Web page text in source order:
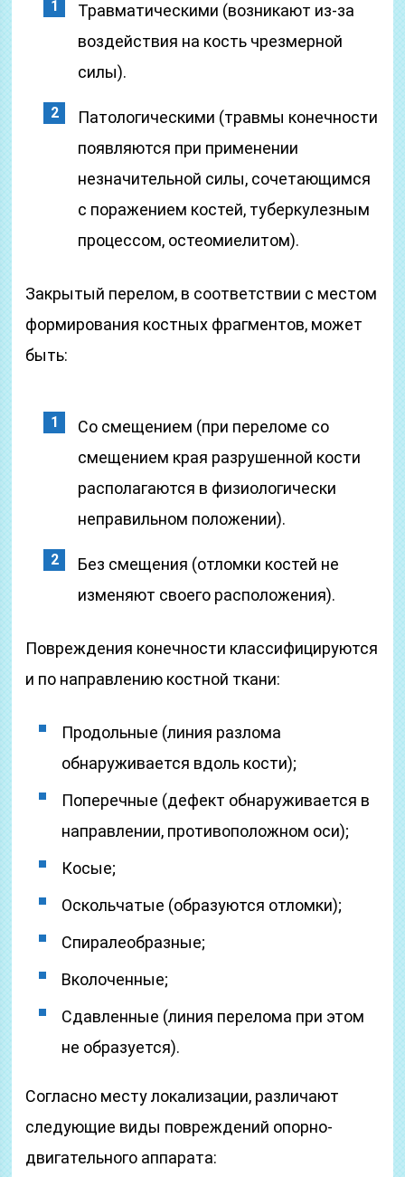
Травматическими (возникают из-за
воздействия на кость чрезмерной
силы).
Патологическими (травмы конечности
появляются при применении
незначительной силы, сочетающимся
с поражением костей, туберкулезным
процессом, остеомиелитом).
Закрытый перелом, в соответствии с местом
формирования костных фрагментов, может
быть:
Со смещением (при переломе со
смещением края разрушенной кости
располагаются в физиологически
неправильном положении).
Без смещения (отломки костей не
изменяют своего расположения).
Повреждения конечности классифицируются
и по направлению костной ткани:
Продольные (линия разлома
обнаруживается вдоль кости);
Поперечные (дефект обнаруживается в
направлении, противоположном оси);
Косые;
Оскольчатые (образуются отломки);
Спиралеобразные;
Вколоченные;
Сдавленные (линия перелома при этом
не образуется).
Согласно месту локализации, различают
следующие виды повреждений опорно-
двигательного аппарата: